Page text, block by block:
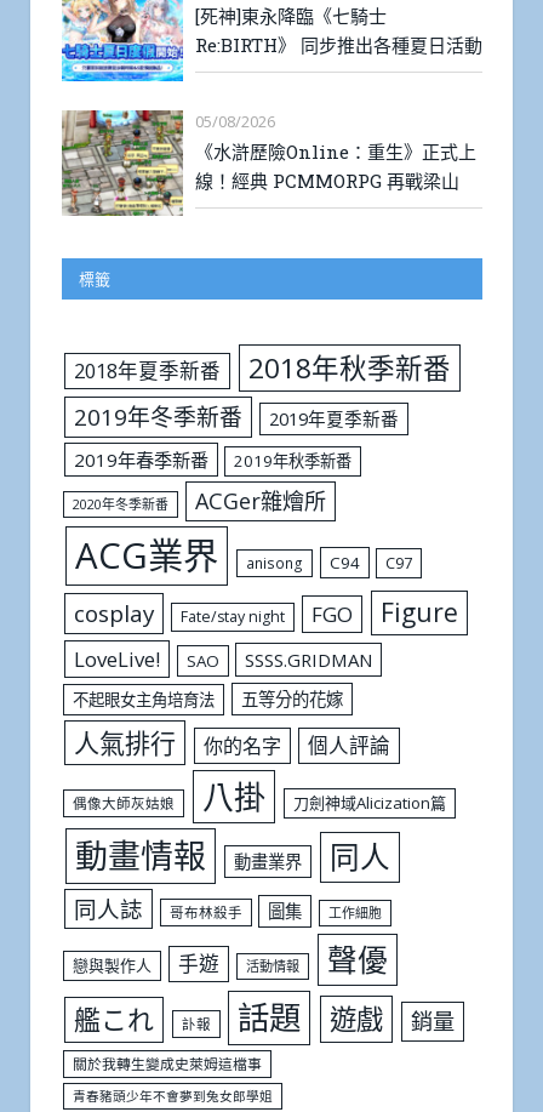
[死神]東永降臨《七騎士
Re:BIRTH》 同步推出各種夏日活動
05/08/2026
《水滸歷險Online：重生》正式上
線！經典 PCMMORPG 再戰梁山
標籤
2018年夏季新番 2018年秋季新番
2019年冬季新番
2019年夏季新番
2019年春季新番
2019年秋季新番
2020年冬季新番 ACGer雜燴所
ACG業界 anisong C94 C97
cosplay Fate/stay night FGO Figure
LoveLive! SAO SSSS.GRIDMAN
不起眼女主角培育法 五等分的花嫁
人氣排行 你的名字 個人評論
偶像大師灰姑娘 八掛 刀劍神域Alicization篇
動畫情報 動畫業界 同人
同人誌 哥布林殺手 圖集 工作細胞
戀與製作人 手遊 活動情報 聲優
艦これ 訃報 話題 遊戲 銷量
關於我轉生變成史萊姆這檔事
青春豬頭少年不會夢到兔女郎學姐